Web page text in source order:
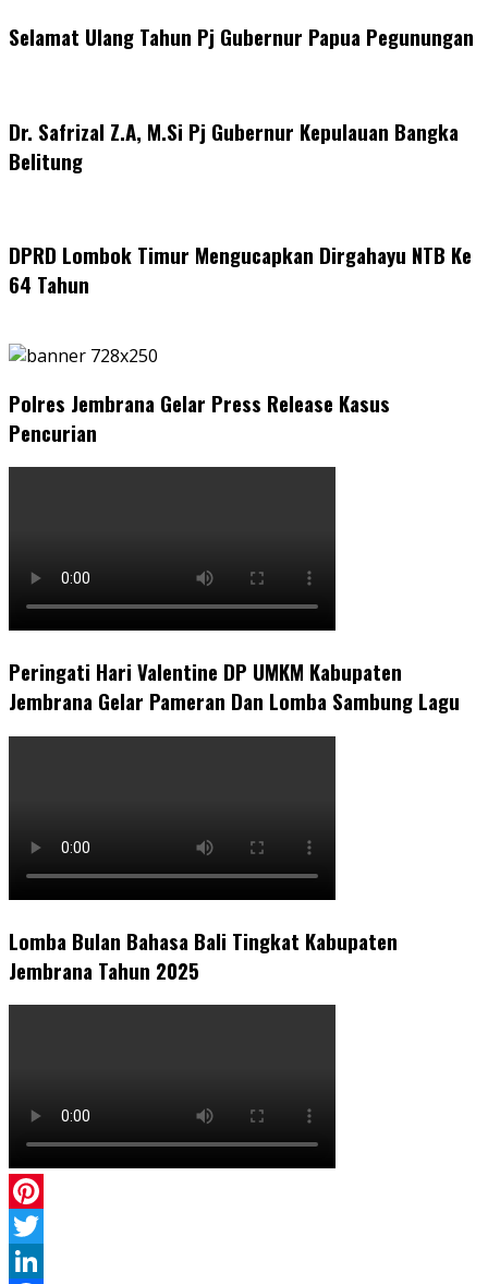
Selamat Ulang Tahun Pj Gubernur Papua Pegunungan
Dr. Safrizal Z.A, M.Si Pj Gubernur Kepulauan Bangka
Belitung
DPRD Lombok Timur Mengucapkan Dirgahayu NTB Ke
64 Tahun
Polres Jembrana Gelar Press Release Kasus
Pencurian
Peringati Hari Valentine DP UMKM Kabupaten
Jembrana Gelar Pameran Dan Lomba Sambung Lagu
Lomba Bulan Bahasa Bali Tingkat Kabupaten
Jembrana Tahun 2025
Pinterest
Twitter